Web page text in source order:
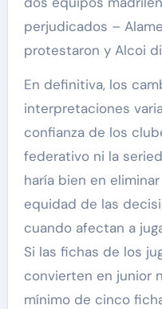
perjudicados –
protestaron y Alcoi
En definitiva, los
interpretaciones
confianza de los
federativo ni la
haría bien en
equidad de las
cuando afectan a
Si las fichas de los
convierten en junior
mínimo de cinco